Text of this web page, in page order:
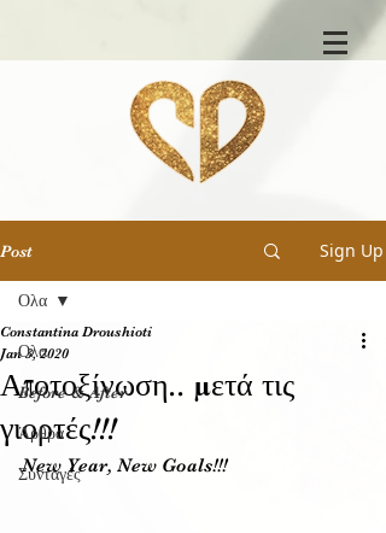
Post Sign Up
Ολα
Before & After
Άρθρα
Συνταγές
Ολα
Αποτοξίνωση.. μετά τις
γιορτές!!!
Constantina Droushioti
Jan 3, 2020
New Year, New Goals!!!